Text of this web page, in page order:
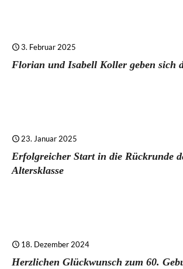
3. Februar 2025
Florian und Isabell Koller geben sich
23. Januar 2025
Erfolgreicher Start in die Rückrunde
Altersklasse
18. Dezember 2024
Herzlichen Glückwunsch zum 60.